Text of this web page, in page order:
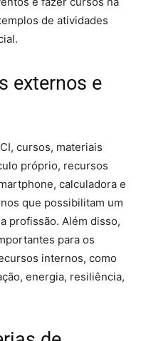
de atividades
externos e
cursos, materiais
próprio, recursos
calculadora e
que possibilitam um
profissão. Além disso,
para os
internos, como
energia, resiliência,